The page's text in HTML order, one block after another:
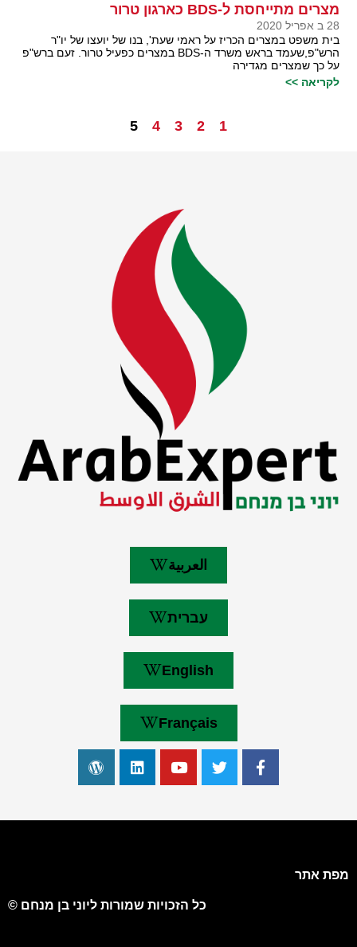
מצרים מתייחסת ל-BDS כארגון טרור
28 ב אפריל 2020
בית משפט במצרים הכריז על ראמי שעת', בנו של יועצו של יו"ר
הרש"פ,שעמד בראש משרד ה-BDS במצרים כפעיל טרור. זעם ברש"פ
על כך שמצרים מגדירה
לקריאה >>
1
2
3
4
5
العربية
עברית
English
Français
מפת אתר
כל הזכויות שמורות ליוני בן מנחם ©